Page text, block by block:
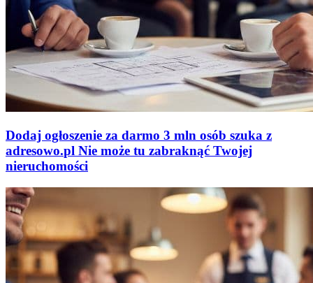
Dodaj ogłoszenie za darmo 3 mln osób szuka z
adresowo.pl Nie może tu zabraknąć Twojej
nieruchomości